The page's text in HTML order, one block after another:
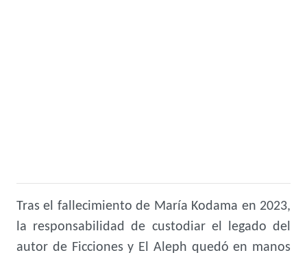
Tras el fallecimiento de María Kodama en 2023,
la responsabilidad de custodiar el legado del
autor de Ficciones y El Aleph quedó en manos